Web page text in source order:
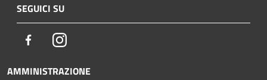
SEGUICI SU
FacebookInstagram
AMMINISTRAZIONE